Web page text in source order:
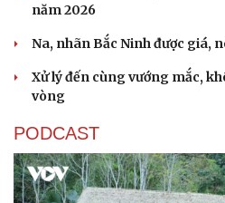
năm 2026
Na, nhãn Bắc Ninh được giá,
Xử lý đến cùng vướng mắc,
vòng
PODCAST